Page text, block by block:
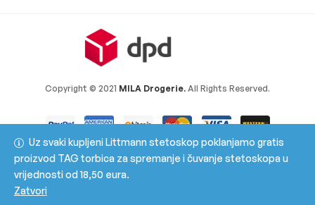
Uz svaki kupljeni Littmann stetoskop poklanjamo gratis
proizvod TAG torbica za spremanje i čuvanje stetoskopa u
vrijednosti od 18,50 eura.
Zatvori
Copyright © 2021 MILA Drogerie. All Rights Reserved.